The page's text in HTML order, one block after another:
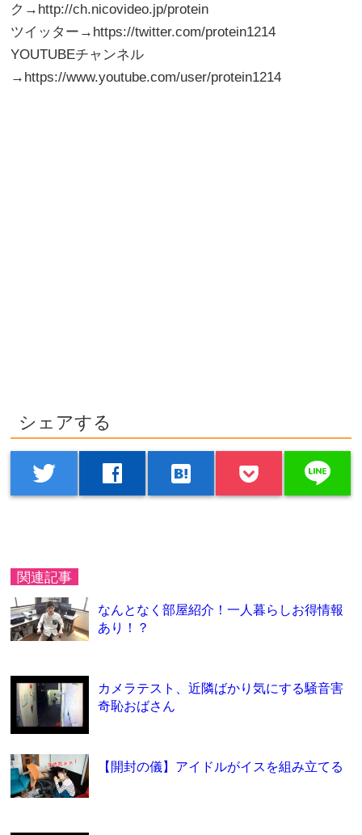
ク→http://ch.nicovideo.jp/protein
ツイッター→https://twitter.com/protein1214
YOUTUBEチャンネル
→https://www.youtube.com/user/protein1214
シェアする
twitter facebook hatenabookmark line
関連記事
なんとなく部屋紹介！一人暮らしお得情報
あり！？
カメラテスト、近隣ばかり気にする騒音害
奇恥おばさん
【開封の儀】アイドルがイスを組み立てる